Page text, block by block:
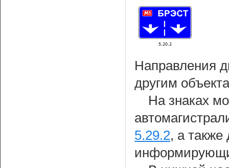
Направления
другим
На знаках
5.29.2, а также